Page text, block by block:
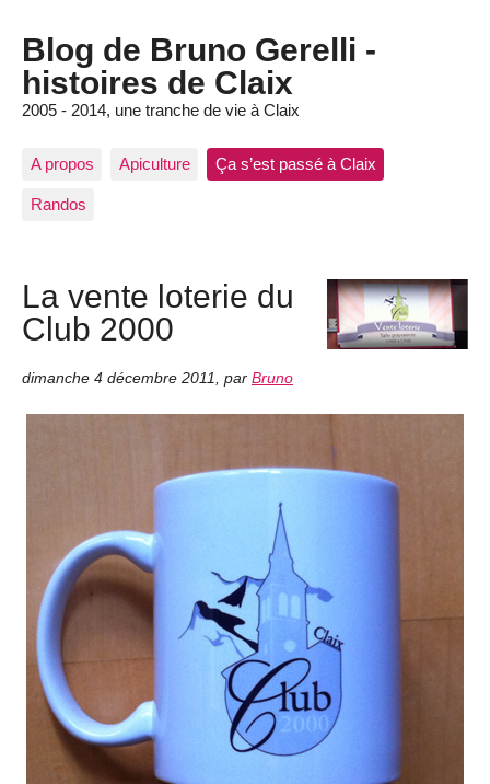
Blog de Bruno Gerelli -
histoires de Claix
2005 - 2014, une tranche de vie à Claix
A propos Apiculture Ça s’est passé à Claix
Randos
La vente loterie du
Club 2000
dimanche 4 décembre 2011 par Bruno